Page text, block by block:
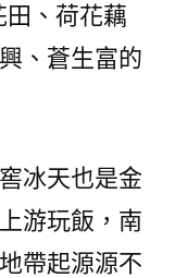
田、荷花藕
、蒼生富的
冰天也是金
游玩飯，南
帶起源源不